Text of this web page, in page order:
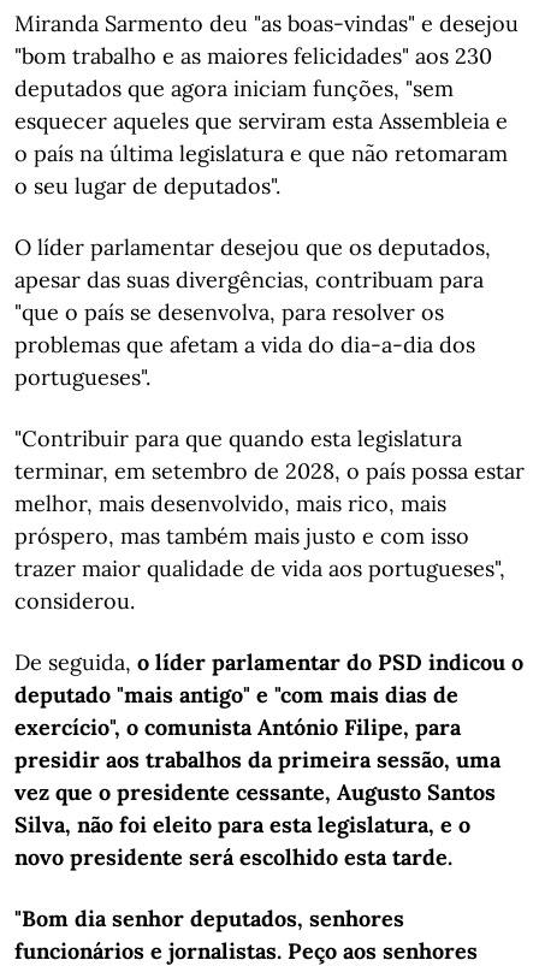
Miranda Sarmento deu "as boas-vindas" e desejou
"bom trabalho e as maiores felicidades" aos 230
deputados que agora iniciam funções, "sem
esquecer aqueles que serviram esta Assembleia e
o país na última legislatura e que não retomaram
o seu lugar de deputados".
O líder parlamentar desejou que os deputados,
apesar das suas divergências, contribuam para
"que o país se desenvolva, para resolver os
problemas que afetam a vida do dia-a-dia dos
portugueses".
"Contribuir para que quando esta legislatura
terminar, em setembro de 2028, o país possa estar
melhor, mais desenvolvido, mais rico, mais
próspero, mas também mais justo e com isso
trazer maior qualidade de vida aos portugueses",
considerou.
De seguida, o líder parlamentar do PSD indicou o
deputado "mais antigo" e "com mais dias de
exercício", o comunista António Filipe, para
presidir aos trabalhos da primeira sessão, uma
vez que o presidente cessante, Augusto Santos
Silva, não foi eleito para esta legislatura, e o
novo presidente será escolhido esta tarde.
"Bom dia senhor deputados, senhores
funcionários e jornalistas. Peço aos senhores